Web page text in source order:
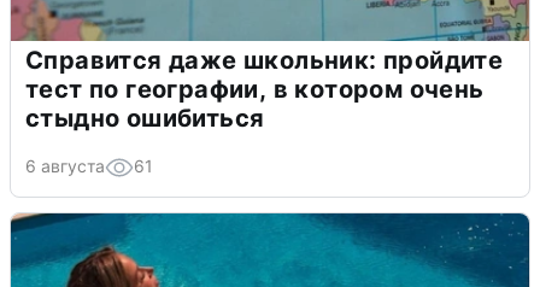
Справится даже школьник: пройдите
тест по географии, в котором очень
стыдно ошибиться
6 августа 61